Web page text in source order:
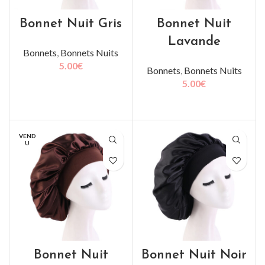
Bonnet Nuit Gris
Bonnets, Bonnets Nuits
5.00€
Bonnet Nuit
Lavande
Bonnets, Bonnets Nuits
5.00€
VEND
U
Bonnet Nuit
Bonnet Nuit Noir